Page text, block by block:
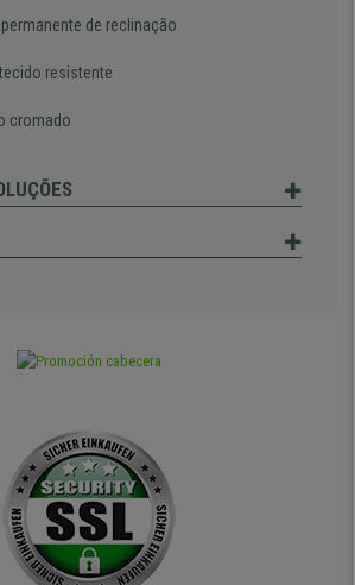
de reclinação
resistente
cromado